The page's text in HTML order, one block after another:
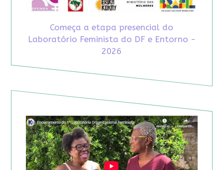
Começa a etapa presencial do
Laboratório Feminista do DF e Entorno -
2026